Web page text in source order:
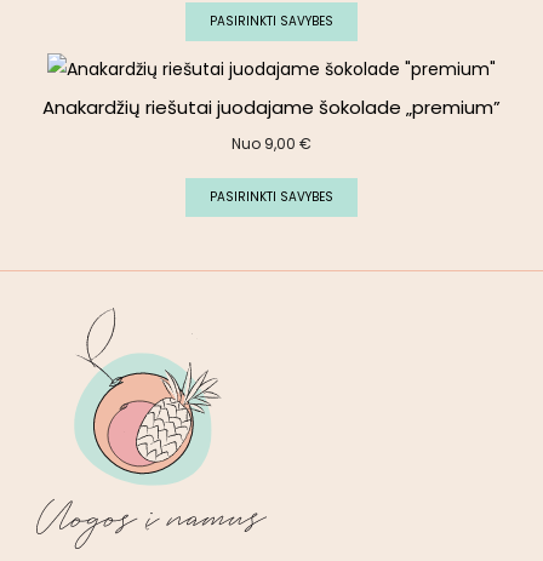
PASIRINKTI SAVYBES
Anakardžių riešutai juodajame šokolade „premium”
Nuo 9,00 €
PASIRINKTI SAVYBES